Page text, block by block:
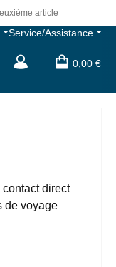
article
Service/Assistance
0,00 €
direct
de voyage